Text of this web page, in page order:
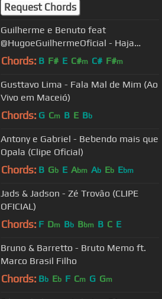
Request Chords
Guilherme e Benuto feat
@HugoeGuilhermeOficial - Haja
Colírio | DVD Deu Rolo
Chords: B F# E C#m C# F#m
Gusttavo Lima - Fala Mal de Mim (Ao
Vivo em Maceió)
Chords: G Cm B E Bb
Antony e Gabriel - Bebendo mais que
Opala (Clipe Oficial)
Chords: B Gb E Abm Ab Eb Ebm
Jads & Jadson - Zé Trovão (CLIPE
OFICIAL)
Chords: F Dm Bb Bbm B C E
Bruno & Barretto - Bruto Memo ft.
Marco Brasil Filho
Chords: Bb Eb F Cm G Gm